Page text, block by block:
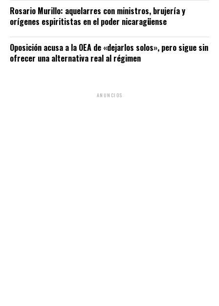
Rosario Murillo: aquelarres con ministros, brujería y
orígenes espiritistas en el poder nicaragüense
Oposición acusa a la OEA de «dejarlos solos», pero sigue sin
ofrecer una alternativa real al régimen
ANUNCIOS